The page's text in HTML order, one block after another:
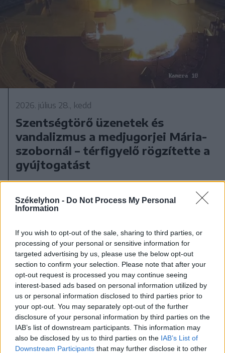
Székelyhon - Do Not Process My Personal
Information
If you wish to opt-out of the sale, sharing to third parties, or
processing of your personal or sensitive information for
targeted advertising by us, please use the below opt-out
section to confirm your selection. Please note that after your
opt-out request is processed you may continue seeing
interest-based ads based on personal information utilized by
us or personal information disclosed to third parties prior to
your opt-out. You may separately opt-out of the further
disclosure of your personal information by third parties on the
IAB’s list of downstream participants. This information may
also be disclosed by us to third parties on the IAB’s List of
Downstream Participants that may further disclose it to other
2026. július 28., kedd
Szentségtörő üzenetek és
vandalizmus a medjugorjei Mária-
szobornál – térfigyelő rögzítette a
gyújtogatást